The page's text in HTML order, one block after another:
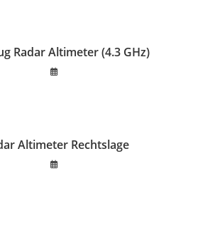
Radar Altimeter (4.3 GHz)
Altimeter Rechtslage